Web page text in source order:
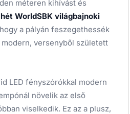
méteren kihívást és
hét WorldSBK világbajnoki
a pályán feszegethessék
versenyből született
LED fényszórókkal modern
növelik az első
viselkedik. Ez az a plusz,